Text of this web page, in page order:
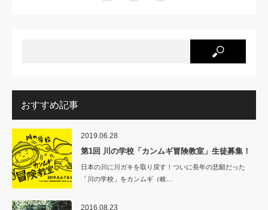
おすすめ記事
2019.06.28
第1回 川の学校「カンムギ冒険教室」生徒募集！
日本の川に川ガキを取り戻す！ついに長年の悲願だった
「川の学校」をカンムギ（岐…
2016.08.23